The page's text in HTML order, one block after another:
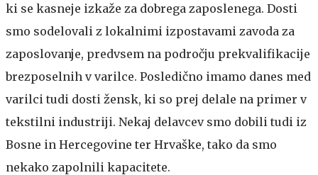
ki se kasneje izkaže za dobrega zaposlenega. Dosti
smo sodelovali z lokalnimi izpostavami zavoda za
zaposlovanje, predvsem na področju prekvalifikacije
brezposelnih v varilce. Posledično imamo danes med
varilci tudi dosti žensk, ki so prej delale na primer v
tekstilni industriji. Nekaj delavcev smo dobili tudi iz
Bosne in Hercegovine ter Hrvaške, tako da smo
nekako zapolnili kapacitete.